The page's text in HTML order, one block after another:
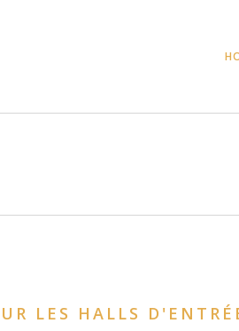
LES HALLS